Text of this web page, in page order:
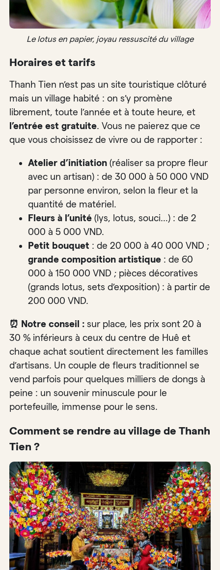
Le lotus en papier, joyau ressuscité du village
Horaires et tarifs
Thanh Tien n’est pas un site touristique clôturé
mais un village habité : on s’y promène
librement, toute l’année et à toute heure, et
l’entrée est gratuite. Vous ne paierez que ce
que vous choisissez de vivre ou de rapporter :
Atelier d’initiation (réaliser sa propre fleur
avec un artisan) : de 30 000 à 50 000 VND
par personne environ, selon la fleur et la
quantité de matériel.
Fleurs à l’unité (lys, lotus, souci…) : de 2
000 à 5 000 VND.
Petit bouquet : de 20 000 à 40 000 VND ;
grande composition artistique : de 60
000 à 150 000 VND ; pièces décoratives
(grands lotus, sets d’exposition) : à partir de
200 000 VND.
⏰ Notre conseil : sur place, les prix sont 20 à
30 % inférieurs à ceux du centre de Huê et
chaque achat soutient directement les familles
d’artisans. Un couple de fleurs traditionnel se
vend parfois pour quelques milliers de dongs à
peine : un souvenir minuscule pour le
portefeuille, immense pour le sens.
Comment se rendre au village de Thanh
Tien ?